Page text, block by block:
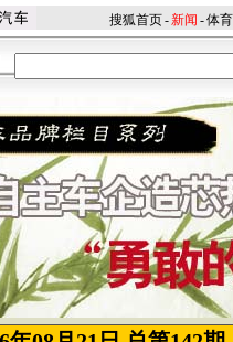
搜狐首页-新闻 -体育